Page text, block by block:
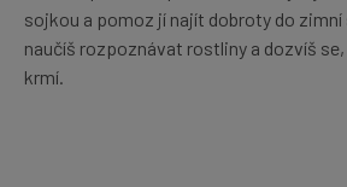
sojkou a pomoz jí najít dobroty do
naučíš rozpoznávat rostliny a dozvíš
krmí.